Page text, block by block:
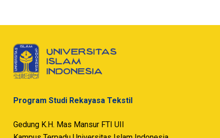
Program Studi Rekayasa Tekstil
Gedung K.H. Mas Mansur FTI UII